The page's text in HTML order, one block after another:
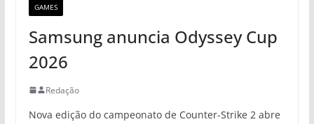
GAMES
Samsung anuncia Odyssey Cup
2026
Redação
Nova edição do campeonato de Counter-Strike 2 abre